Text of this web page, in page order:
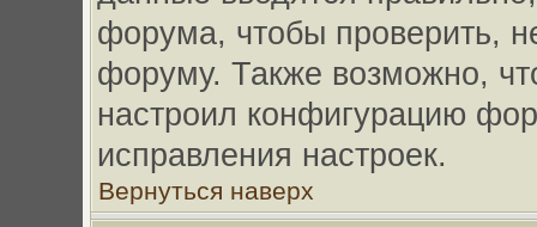
форума, чтобы проверить,
форуму. Также возможно,
настроил конфигурацию
исправления настроек.
Вернуться наверх